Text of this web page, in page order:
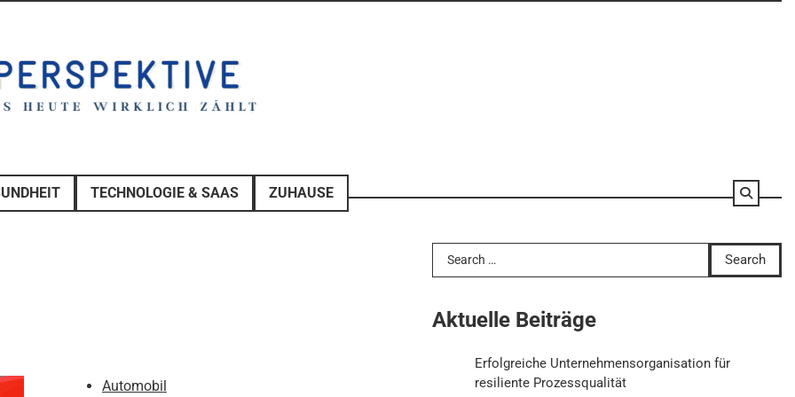
TECHNOLOGIE & SAAS ZUHAUSE
Automobil
Search
for:
Aktuelle Beiträge
Erfolgreiche Unternehmensorganisation für
resiliente Prozessqualität